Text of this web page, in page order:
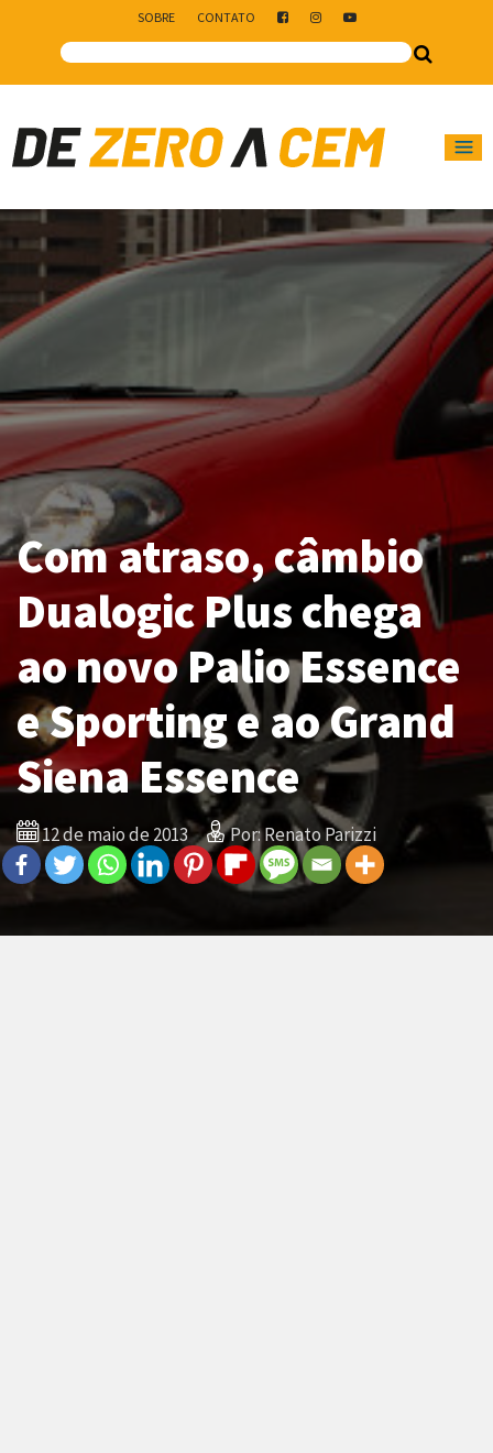
SOBRE CONTATO
Main Navigation
Com atraso, câmbio
Dualogic Plus chega
ao novo Palio Essence
e Sporting e ao Grand
Siena Essence
12 de maio de 2013 Por: Renato Parizzi